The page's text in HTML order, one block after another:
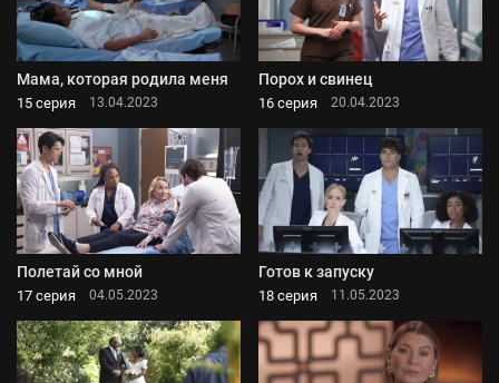
Мама, которая родила меня
15 серия 13.04.2023
Порох и свинец
16 серия 20.04.2023
Полетай со мной
17 серия 04.05.2023
Готов к запуску
18 серия 11.05.2023